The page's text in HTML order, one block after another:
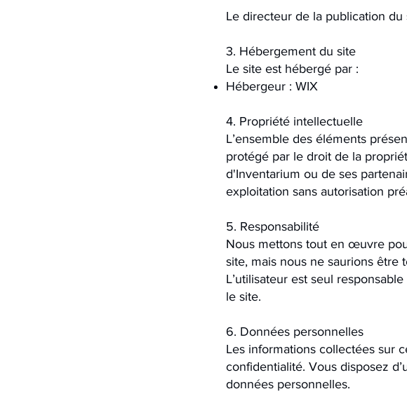
Le directeur de la publication
3. Hébergement du site
Le site est hébergé par :
Hébergeur : WIX
4. Propriété intellectuelle
L’ensemble des éléments
protégé par le droit de la
d'Inventarium ou de ses
exploitation sans autorisation
5. Responsabilité
Nous mettons tout en œuvre
site, mais nous ne saurions être
L’utilisateur est seul
le site.
6. Données personnelles
Les informations collectées sur
confidentialité. Vous disposez
données personnelles.